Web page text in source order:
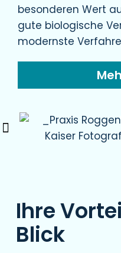
besonderen Wert
gute biologische
modernste
Ihre
Blick